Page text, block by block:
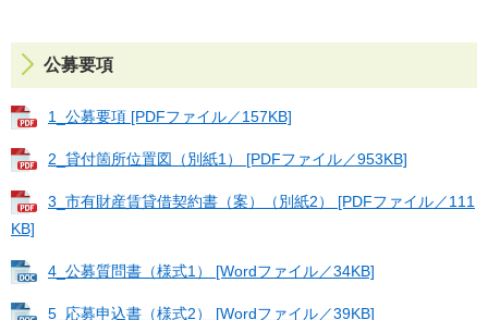
公募要項
1_公募要項 [PDFファイル／157KB]
2_貸付箇所位置図（別紙1） [PDFファイル／953KB]
3_市有財産賃貸借契約書（案）（別紙2） [PDFファイル／111
KB]
4_公募質問書（様式1） [Wordファイル／34KB]
5_応募申込書（様式2） [Wordファイル／39KB]